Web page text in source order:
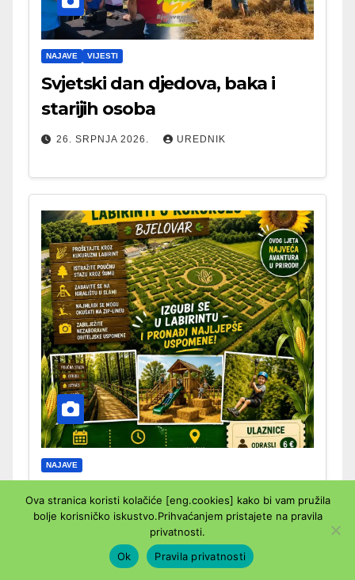
NAJAVE VIJESTI
Svjetski dan djedova, baka i
starijih osoba
26. SRPNJA 2026. UREDNIK
NAJAVE
LABIRINTI U KUKURUZU
22. SRPNJA 2026. UREDNIK
Ova stranica koristi kolačiće [eng.cookies] kako bi vam pružila
bolje korisničko iskustvo.Prihvaćanjem pristajete na pravila
privatnosti.
Ok
Pravila privatnosti